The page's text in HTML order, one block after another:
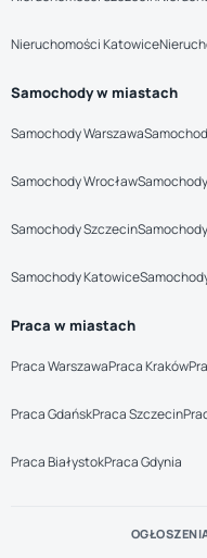
Nieruchomości Katowice
Samochody w miastach
Samochody Warszawa
Samochody Wrocław
Samochody Szczecin
Samochody Katowice
Praca w miastach
Praca WarszawaPraca Kraków
Praca GdańskPraca Szczecin
Praca BiałystokPraca Gdynia